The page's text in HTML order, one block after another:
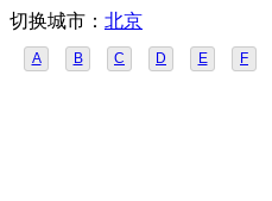
切换城市： 北京
A B C D E F